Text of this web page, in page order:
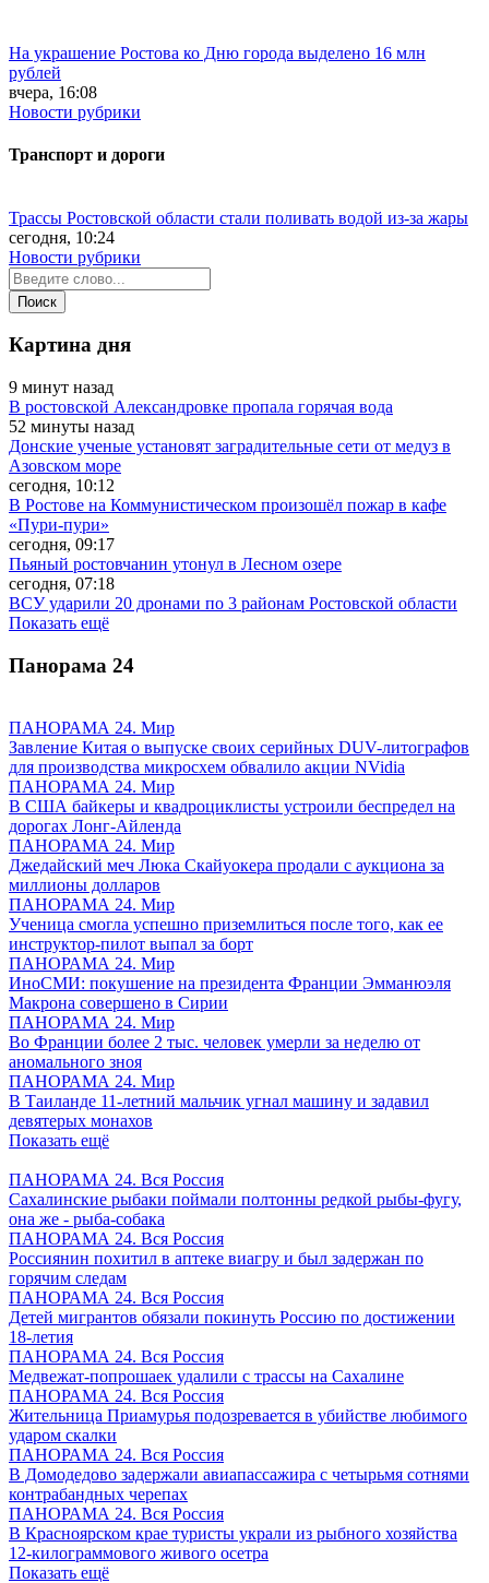
На украшение Ростова ко Дню города выделено 16 млн
рублей
вчера, 16:08
Новости рубрики
Транспорт и дороги
Трассы Ростовской области стали поливать водой из-за жары
сегодня, 10:24
Новости рубрики
Картина дня
9 минут назад
В ростовской Александровке пропала горячая вода
52 минуты назад
Донские ученые установят заградительные сети от медуз в
Азовском море
сегодня, 10:12
В Ростове на Коммунистическом произошёл пожар в кафе
«Пури-пури»
сегодня, 09:17
Пьяный ростовчанин утонул в Лесном озере
сегодня, 07:18
ВСУ ударили 20 дронами по 3 районам Ростовской области
Показать ещё
Панорама 24
ПАНОРАМА 24. Мир
Завление Китая о выпуске своих серийных DUV-литографов
для производства микросхем обвалило акции NVidia
ПАНОРАМА 24. Мир
В США байкеры и квадроциклисты устроили беспредел на
дорогах Лонг-Айленда
ПАНОРАМА 24. Мир
Джедайский меч Люка Скайуокера продали с аукциона за
миллионы долларов
ПАНОРАМА 24. Мир
Ученица смогла успешно приземлиться после того, как ее
инструктор-пилот выпал за борт
ПАНОРАМА 24. Мир
ИноСМИ: покушение на президента Франции Эмманюэля
Макрона совершено в Сирии
ПАНОРАМА 24. Мир
Во Франции более 2 тыс. человек умерли за неделю от
аномального зноя
ПАНОРАМА 24. Мир
В Таиланде 11-летний мальчик угнал машину и задавил
девятерых монахов
Показать ещё
ПАНОРАМА 24. Вся Россия
Сахалинские рыбаки поймали полтонны редкой рыбы-фугу,
она же - рыба-собака
ПАНОРАМА 24. Вся Россия
Россиянин похитил в аптеке виагру и был задержан по
горячим следам
ПАНОРАМА 24. Вся Россия
Детей мигрантов обязали покинуть Россию по достижении
18-летия
ПАНОРАМА 24. Вся Россия
Медвежат-попрошаек удалили с трассы на Сахалине
ПАНОРАМА 24. Вся Россия
Жительница Приамурья подозревается в убийстве любимого
ударом скалки
ПАНОРАМА 24. Вся Россия
В Домодедово задержали авиапассажира с четырьмя сотнями
контрабандных черепах
ПАНОРАМА 24. Вся Россия
В Красноярском крае туристы украли из рыбного хозяйства
12-килограммового живого осетра
Показать ещё